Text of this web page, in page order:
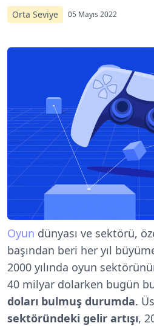
Orta Seviye 05 Mayıs 2022
Oyun dünyası ve sektörü,
başından beri her yıl
2000 yılında oyun
40 milyar dolarken bugün
doları bulmuş durumda.
sektöründeki gelir artışı,